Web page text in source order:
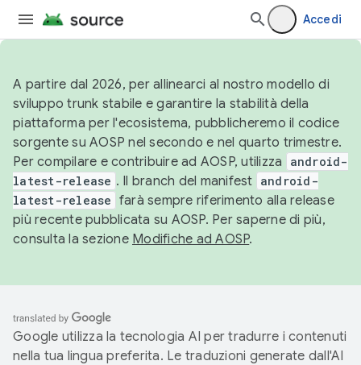
Accedi
A partire dal 2026, per allinearci al nostro modello di
sviluppo trunk stabile e garantire la stabilità della
piattaforma per l'ecosistema, pubblicheremo il codice
sorgente su AOSP nel secondo e nel quarto trimestre.
Per compilare e contribuire ad AOSP, utilizza
android-
latest-release . Il branch del manifest android-
latest-release farà sempre riferimento alla release
più recente pubblicata su AOSP. Per saperne di più,
consulta la sezione Modifiche ad AOSP.
Google utilizza la tecnologia AI per tradurre i contenuti
nella tua lingua preferita. Le traduzioni generate dall'AI